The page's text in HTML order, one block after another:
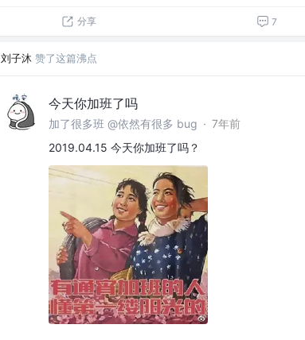
分享 7
刘子沐 赞了这篇沸点
今天你加班了吗
加了很多班 @依然有很多 bug · 7年前
2019.04.15 今天你加班了吗？